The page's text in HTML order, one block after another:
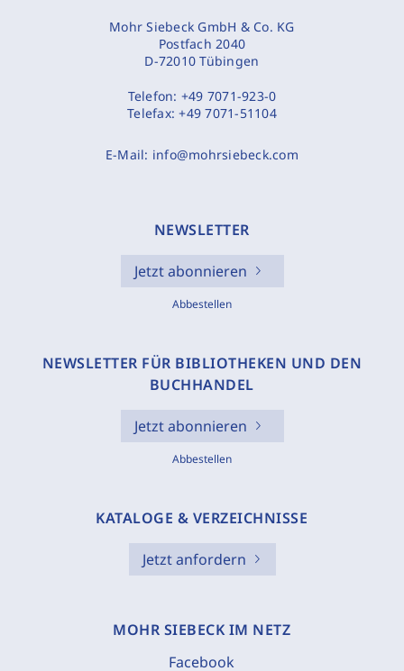
Mohr Siebeck GmbH & Co. KG
Postfach 2040
D-72010 Tübingen
Telefon: +49 7071-923-0
Telefax:+49 7071-51104
E-Mail: info@mohrsiebeck.com
NEWSLETTER
Jetzt abonnieren
Abbestellen
NEWSLETTER FÜR BIBLIOTHEKEN UND DEN
BUCHHANDEL
Jetzt abonnieren
Abbestellen
KATALOGE & VERZEICHNISSE
Jetzt anfordern
MOHR SIEBECK IM NETZ
Facebook